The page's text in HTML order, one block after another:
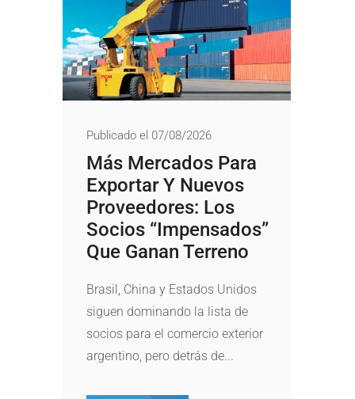
Publicado el 07/08/2026
Más Mercados Para
Exportar Y Nuevos
Proveedores: Los
Socios “impensados”
Que Ganan Terreno
Brasil, China y Estados Unidos
siguen dominando la lista de
socios para el comercio exterior
argentino, pero detrás de...